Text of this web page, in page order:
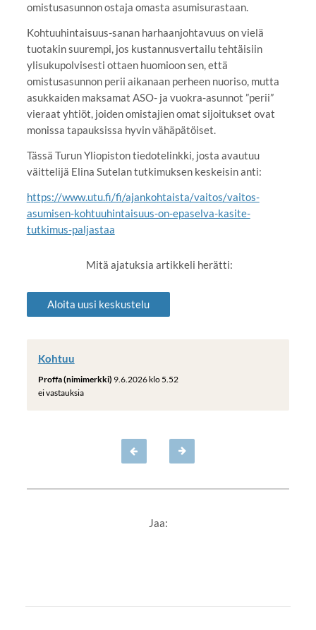
omistusasunnon ostaja omasta asumisurastaan.
Kohtuuhintaisuus-sanan harhaanjohtavuus on vielä
tuotakin suurempi, jos kustannusvertailu tehtäisiin
ylisukupolvisesti ottaen huomioon sen, että
omistusasunnon perii aikanaan perheen nuoriso, mutta
asukkaiden maksamat ASO- ja vuokra-asunnot ”perii”
vieraat yhtiöt, joiden omistajien omat sijoitukset ovat
monissa tapauksissa hyvin vähäpätöiset.
Tässä Turun Yliopiston tiedotelinkki, josta avautuu
väittelijä Elina Sutelan tutkimuksen keskeisin anti:
https://www.utu.fi/fi/ajankohtaista/vaitos/vaitos-
asumisen-kohtuuhintaisuus-on-epaselva-kasite-
tutkimus-paljastaa
Mitä ajatuksia artikkeli herätti:
Aloita uusi keskustelu
Kohtuu
Proffa (nimimerkki) 9.6.2026 klo 5.52
ei vastauksia
Jaa: